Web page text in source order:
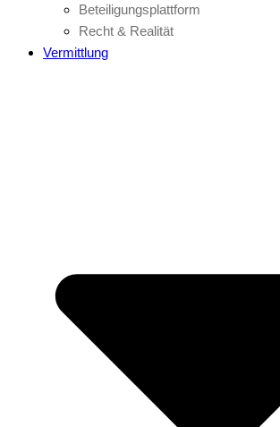
Beteiligungsplattform
Recht & Realität
Vermittlung